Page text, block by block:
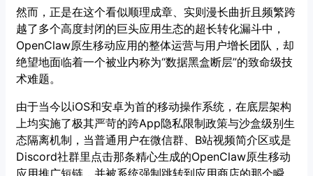
然而，正是在这个看似顺理成章、实则漫长曲折且频繁跨
越了多个高度封闭的巨头应用生态的超长转化漏斗中，
OpenClaw原生移动应用的整体运营与用户增长团队，却
绝望地面临着一个被业内称为“数据黑盒断层”的致命级技
术难题。
由于当今以iOS和安卓为首的移动操作系统，在底层架构
上均实施了极其严苛的跨App隐私限制政策与沙盒级别生
态隔离机制，当普通用户在微信群、B站视频简介区或是
Discord社群里点击那条精心生成的OpenClaw原生移动